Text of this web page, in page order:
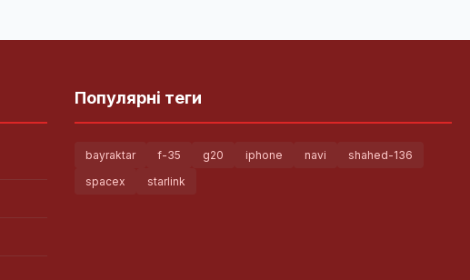
Популярні теги
bayraktar f-35 g20 iphone navi
shahed-136
spacex
starlink